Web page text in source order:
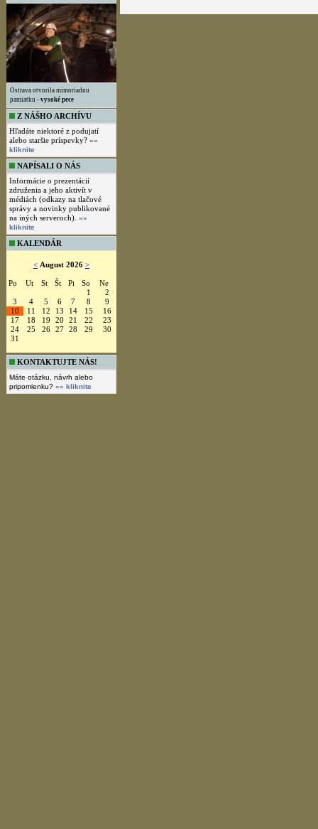
Ostrava otvorila mimoriadnu
pamiatku - vysoké pece
Z NÁŠHO ARCHÍVU
Hľadáte niektoré z podujatí
alebo staršie príspevky? »»
kliknite
NAPÍSALI O NÁS
Informácie o prezentácií
združenia a jeho aktivít v
médiách (odkazy na tlačové
správy a novinky publikované
na iných serveroch). »»
kliknite
KALENDÁR
< August 2026 >
Po Ut St Št Pi So
Ne
1
2
3
4 5 6 7 8
9
10
11 12 13 14 15
16
17
18 19 20 21 22
23
24
25 26 27 28 29
30
31
KONTAKTUJTE NÁS!
Máte otázku, návrh alebo
pripomienku? »» kliknite